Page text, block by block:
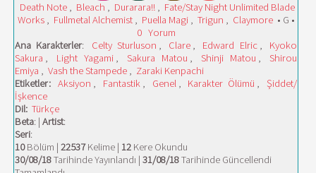
Death Note , Bleach , Durarara!! , Fate/Stay Night Unlimited Blade
Works , Fullmetal Alchemist , Puella Magi , Trigun , Claymore • G •
0 Yorum
Ana Karakterler: Celty Sturluson , Clare , Edward Elric ,
Kyoko
Sakura , Light Yagami , Sakura Matou , Shinji Matou ,
Shirou
Emiya , Vash the Stampede , Zaraki Kenpachi
Etiketler: Aksiyon , Fantastik , Genel , Karakter Ölümü ,
Şiddet/
İşkence
Dil: Türkçe
Beta: | Artist:
Seri:
10Bölüm | 22537Kelime | 12 Kere Okundu
30/08/18Tarihinde Yayınlandı | 31/08/18Tarihinde Güncellendi